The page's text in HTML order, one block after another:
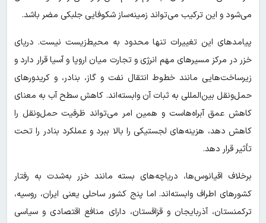
می‌شود و این ترکیب می‌تواند زمینه‌ساز شکوفایی جلبکی مضر باشد.
پیامدهای این تغییرات تنها محدود به محیط‌زیست نیست. دریای
خزر در مرکز مسیرهای مهم انرژی و تجارت میان اروپا و آسیا قرار دارد و
زیرساخت‌هایی مانند خطوط انتقال نفت و گاز، بنادر، و کریدورهای
حمل‌ونقل بین‌المللی به ثبات آن وابسته‌اند. کاهش سطح آب به معنای
کاهش عمق آبراه‌هاست و همین امر می‌تواند ظرفیت حمل‌ونقل را
کاهش دهد، هزینه‌های لجستیکی را بالا ببرد و عملکرد بنادر را تحت
تأثیر قرار دهد.
برخلاف اقیانوس‌ها، دریاچه‌های بسته مانند خزر به‌شدت به رفتار
کشورهای اطراف وابسته‌اند. اما پنج کشور ساحلی یعنی ایران، روسیه،
ترکمنستان، آذربایجان و قزاقستان، دارای منافع اقتصادی و سیاسی